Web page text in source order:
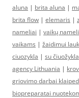
aluna | brita aluna |
brita flow | elemaris |
nameliai | vaikų
vaikams | žaidimui
ciuozykla | su čiuožykla
agency Lithuania |
griovimo darbai
biopreparatai